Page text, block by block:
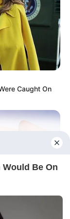
KAMI IKLAN
Caught On